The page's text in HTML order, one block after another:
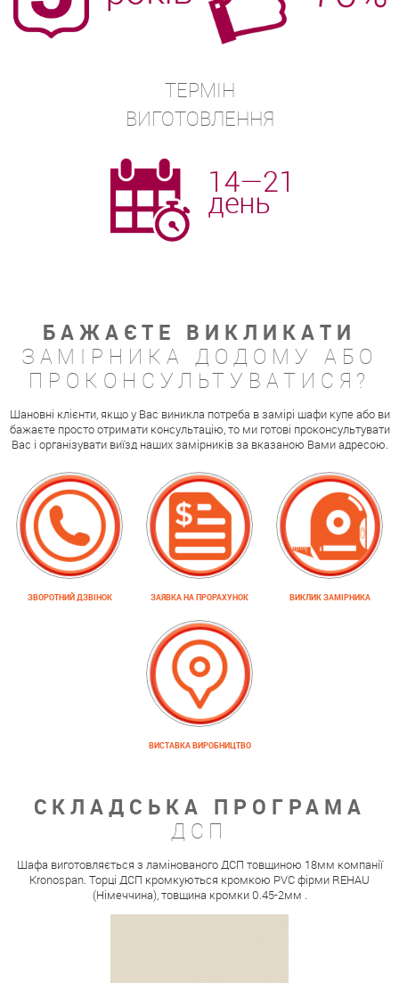
ТЕРМІН
ВИГОТОВЛЕННЯ
БАЖАЄТЕ ВИКЛИКАТИ
ЗАМІРНИКА ДОДОМУ АБО
ПРОКОНСУЛЬТУВАТИСЯ?
Шановні клієнти, якщо у Вас виникла потреба в замірі шафи купе або ви
бажаєте просто отримати консультацію, то ми готові проконсультувати
Вас і організувати виїзд наших замірників за вказаною Вами адресою.
ЗВОРОТНИЙ ДЗВІНОК ЗАЯВКА НА ПРОРАХУНОК ВИКЛИК ЗАМІРНИКА
ВИСТАВКА ВИРОБНИЦТВО
СКЛАДСЬКА ПРОГРАМА
ДСП
Шафа виготовляється з ламінованого ДСП товщиною 18мм компанії
Kronospan. Торці ДСП кромкуються кромкою PVC фірми REHAU
(Німеччина), товщина кромки 0.45-2мм .